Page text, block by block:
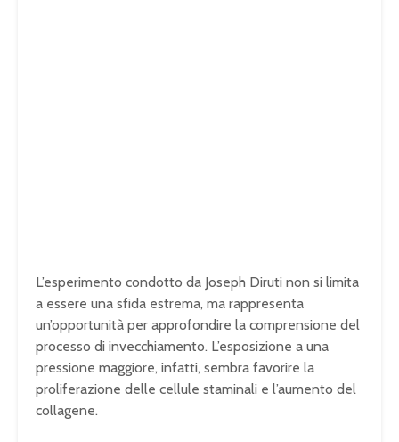
L’esperimento condotto da Joseph Diruti non si limita
a essere una sfida estrema, ma rappresenta
un’opportunità per approfondire la comprensione del
processo di invecchiamento. L’esposizione a una
pressione maggiore, infatti, sembra favorire la
proliferazione delle cellule staminali e l’aumento del
collagene.